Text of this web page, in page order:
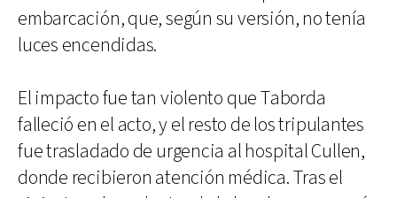
embarcación, que, según su versión, no tenía
luces encendidas.
El impacto fue tan violento que Taborda
falleció en el acto, y el resto de los tripulantes
fue trasladado de urgencia al hospital Cullen,
donde recibieron atención médica. Tras el